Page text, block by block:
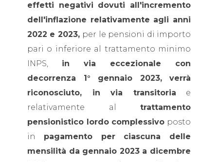
effetti negativi dovuti all'incremento
dell'inflazione relativamente agli anni
2022 e 2023, per le pensioni di importo
pari o inferiore al trattamento minimo
INPS, in via eccezionale con
decorrenza 1° gennaio 2023, verrà
riconosciuto, in via transitoria e
relativamente al trattamento
pensionistico lordo complessivo posto
in pagamento per ciascuna delle
mensilità da gennaio 2023 a dicembre